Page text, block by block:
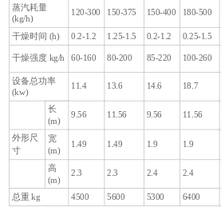
蒸汽耗量
(kg/h)
120-300 150-375 150-400 180-500
干燥时间 (h)
0.2-1.2 1.25-1.5 0.2-1.2 0.25-1.5
干燥强度 kg/h 60-160 80-200 85-220 100-260
设备总功率
(kw)
11.4 13.6 14.6 18.7
长
(m)
9.56 11.56 9.56 11.56
外形尺
寸
宽
(m)
1.49 1.49 1.9 1.9
高
(m)
2.3 2.3 2.4 2.4
总重 kg 4500 5600 5300 6400